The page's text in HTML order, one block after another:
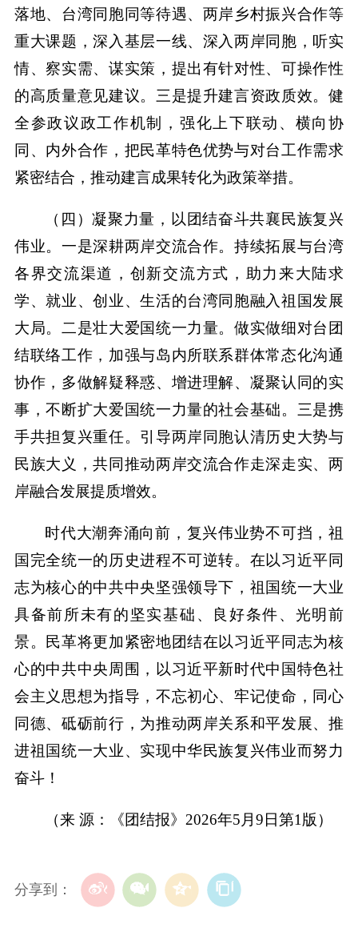
落地、台湾同胞同等待遇、两岸乡村振兴合作等
重大课题，深入基层一线、深入两岸同胞，听实
情、察实需、谋实策，提出有针对性、可操作性
的高质量意见建议。三是提升建言资政质效。健
全参政议政工作机制，强化上下联动、横向协
同、内外合作，把民革特色优势与对台工作需求
紧密结合，推动建言成果转化为政策举措。
（四）凝聚力量，以团结奋斗共襄民族复兴
伟业。一是深耕两岸交流合作。持续拓展与台湾
各界交流渠道，创新交流方式，助力来大陆求
学、就业、创业、生活的台湾同胞融入祖国发展
大局。二是壮大爱国统一力量。做实做细对台团
结联络工作，加强与岛内所联系群体常态化沟通
协作，多做解疑释惑、增进理解、凝聚认同的实
事，不断扩大爱国统一力量的社会基础。三是携
手共担复兴重任。引导两岸同胞认清历史大势与
民族大义，共同推动两岸交流合作走深走实、两
岸融合发展提质增效。
时代大潮奔涌向前，复兴伟业势不可挡，祖
国完全统一的历史进程不可逆转。在以习近平同
志为核心的中共中央坚强领导下，祖国统一大业
具备前所未有的坚实基础、良好条件、光明前
景。民革将更加紧密地团结在以习近平同志为核
心的中共中央周围，以习近平新时代中国特色社
会主义思想为指导，不忘初心、牢记使命，同心
同德、砥砺前行，为推动两岸关系和平发展、推
进祖国统一大业、实现中华民族复兴伟业而努力
奋斗！
（来 源：《团结报》2026年5月9日第1版）
分享到：